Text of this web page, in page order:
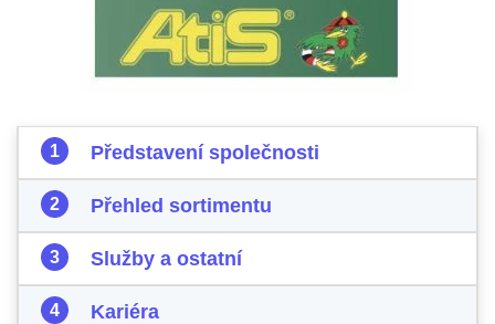
Představení společnosti
Přehled sortimentu
Služby a ostatní
Kariéra